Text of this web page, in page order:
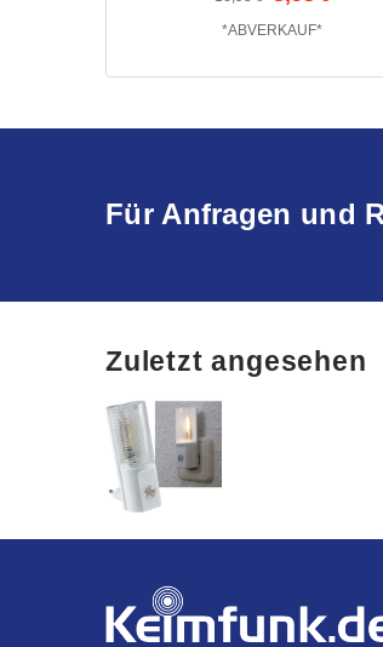
*ABVERKAUF*
Für Anfragen und
Zuletzt angesehen